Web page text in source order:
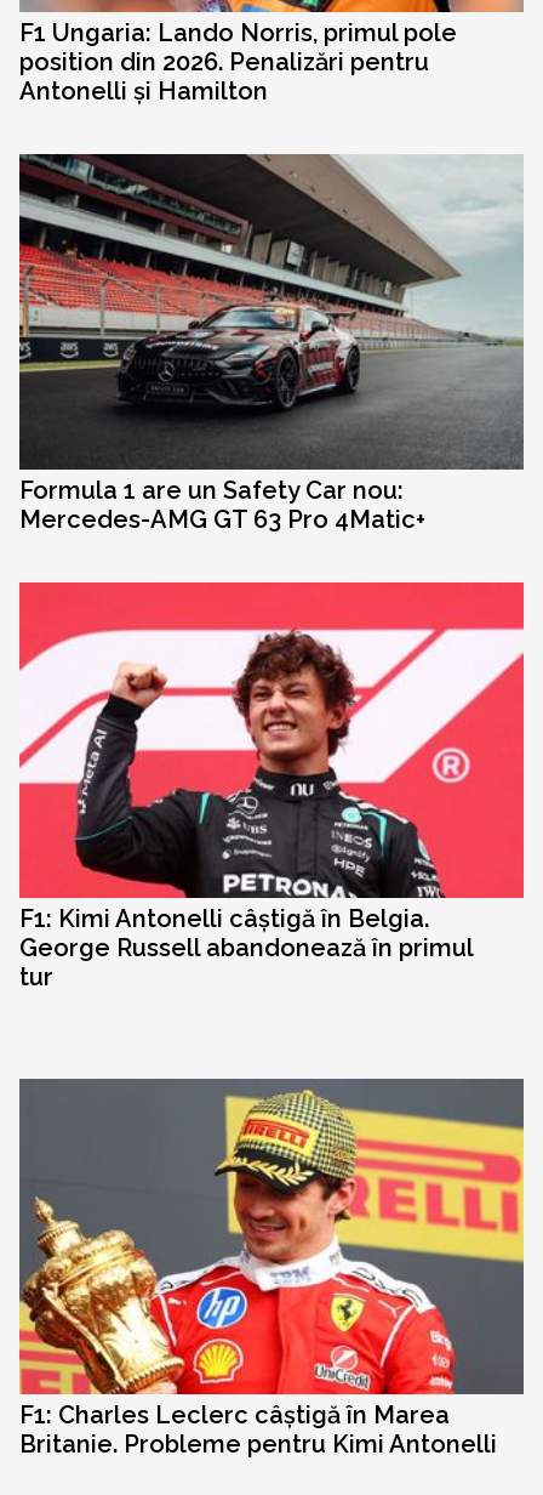
F1 Ungaria: Lando Norris, primul pole
position din 2026. Penalizări pentru
Antonelli și Hamilton
Formula 1 are un Safety Car nou:
Mercedes-AMG GT 63 Pro 4Matic+
F1: Kimi Antonelli câștigă în Belgia.
George Russell abandonează în primul
tur
F1: Charles Leclerc câștigă în Marea
Britanie. Probleme pentru Kimi Antonelli